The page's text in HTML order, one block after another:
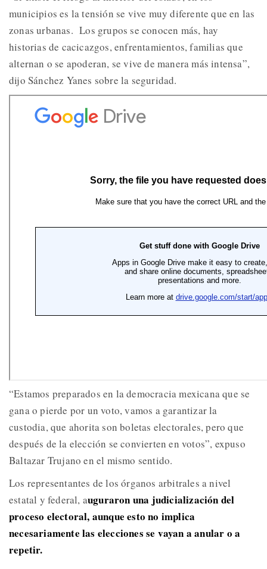
municipios es la tensión se vive muy diferente que en las
zonas urbanas. Los grupos se conocen más, hay
historias de cacicazgos, enfrentamientos, familias que
alternan o se apoderan, se vive de manera más intensa”,
dijo Sánchez Yanes sobre la seguridad.
“Estamos preparados en la democracia mexicana que se
gana o pierde por un voto, vamos a garantizar la
custodia, que ahorita son boletas electorales, pero que
después de la elección se convierten en votos”, expuso
Baltazar Trujano en el mismo sentido.
Los representantes de los órganos arbitrales a nivel
estatal y federal, auguraron una judicialización del
proceso electoral, aunque esto no implica
necesariamente las elecciones se vayan a anular o a
repetir.